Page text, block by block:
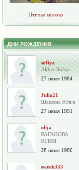
Птичье молоко
ДНИ РОЖДЕНИЯ
sofiya
Akber Sofiya
27 июля 1984
Julia21
Шашина Юлия
27 июля 1991
ulija
ВАГАНОВА
ЮЛИЯ
28 июля 1980
sweek333